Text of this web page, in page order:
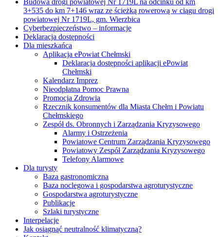
Deklaracja dostępności aplikacji ePowiat
Chełmski
Kalendarz Imprez
Nieodpłatna Pomoc Prawna
Promocja Zdrowia
Rzecznik konsumentów dla Miasta Chełm i Powiatu
Chełmskiego
Zespół ds. Obronnych i Zarządzania Kryzysowego
Alarmy i Ostrzeżenia
Powiatowe Centrum Zarządzania Kryzysowego
Powiatowy Zespół Zarządzania Kryzysowego
Telefony Alarmowe
Dla turysty
Baza gastronomiczna
Baza noclegowa i gospodarstwa agroturystyczne
Gospodarstwa agroturystyczne
Publikacje
Szlaki turystyczne
Interpelacje
Jak osiągnąć neutralność klimatyczną?
Kontakt
Mapa strony
Polityka cookies
POWIAT
Jednostki Organizacyjne
O Powiecie
Charakterystyka Powiatu